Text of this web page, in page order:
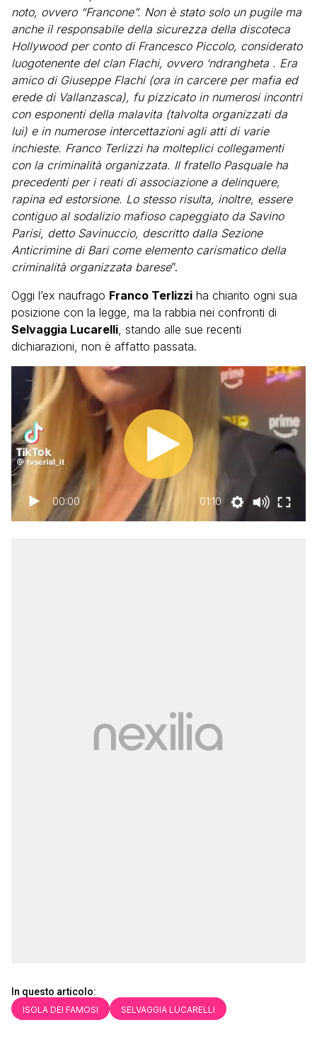
noto, ovvero “Francone”. Non è stato solo un pugile ma
anche il responsabile della sicurezza della discoteca
Hollywood per conto di Francesco Piccolo, considerato
luogotenente del clan Flachi, ovvero ‘ndrangheta . Era
amico di Giuseppe Flachi (ora in carcere per mafia ed
erede di Vallanzasca), fu pizzicato in numerosi incontri
con esponenti della malavita (talvolta organizzati da
lui) e in numerose intercettazioni agli atti di varie
inchieste. Franco Terlizzi ha molteplici collegamenti
con la criminalità organizzata. Il fratello Pasquale ha
precedenti per i reati di associazione a delinquere,
rapina ed estorsione. Lo stesso risulta, inoltre, essere
contiguo al sodalizio mafioso capeggiato da Savino
Parisi, detto Savinuccio, descritto dalla Sezione
Anticrimine di Bari come elemento carismatico della
criminalità organizzata barese”.
Oggi l’ex naufrago Franco Terlizzi ha chiarito ogni sua
posizione con la legge, ma la rabbia nei confronti di
Selvaggia Lucarelli, stando alle sue recenti
dichiarazioni, non è affatto passata.
00:00 01:10
In questo articolo:
ISOLA DEI FAMOSI SELVAGGIA LUCARELLI